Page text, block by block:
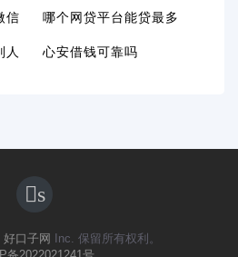
信 哪个网贷平台能贷最多
人 心安借钱可靠吗
s
好口子网
Inc. 保留所有权利。